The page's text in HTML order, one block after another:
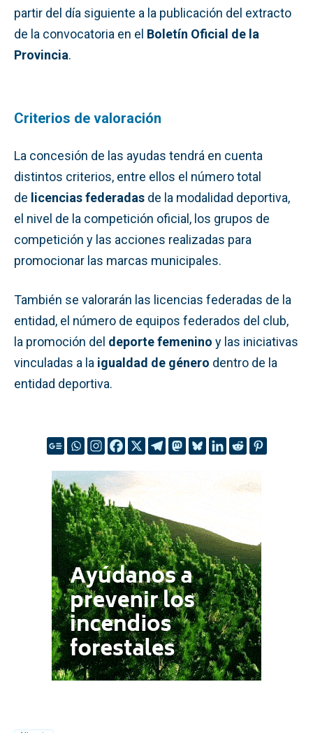
partir del día siguiente a la publicación del extracto
de la convocatoria en el Boletín Oficial de la
Provincia.
Criterios de valoración
La concesión de las ayudas tendrá en cuenta
distintos criterios, entre ellos el número total
de licencias federadas de la modalidad deportiva,
el nivel de la competición oficial, los grupos de
competición y las acciones realizadas para
promocionar las marcas municipales.
También se valorarán las licencias federadas de la
entidad, el número de equipos federados del club,
la promoción del deporte femenino y las iniciativas
vinculadas a la igualdad de género dentro de la
entidad deportiva.